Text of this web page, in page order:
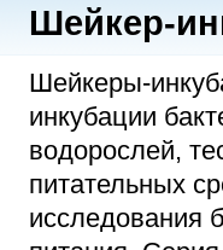
Шейкер-
Шейкеры-
инкубации
водорослей,
питательных
исследования